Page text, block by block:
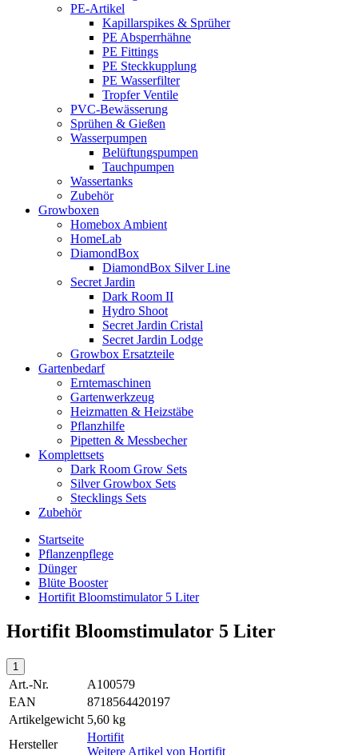
PE-Artikel
Kapillarspikes & Sprüher
PE Absperrhähne
PE Fittings
PE Steckkupplung
PE Wasserfilter
Tropfer Ventile
PVC-Bewässerung
Sprühen & Gießen
Wasserpumpen
Belüftungspumpen
Tauchpumpen
Wassertanks
Zubehör
Growboxen
Homebox Ambient
HomeLab
DiamondBox
DiamondBox Silver Line
Secret Jardin
Dark Room II
Hydro Shoot
Secret Jardin Cristal
Secret Jardin Lodge
Growbox Ersatzteile
Gartenbedarf
Erntemaschinen
Gartenwerkzeug
Heizmatten & Heizstäbe
Pflanzhilfe
Pipetten & Messbecher
Komplettsets
Dark Room Grow Sets
Silver Growbox Sets
Stecklings Sets
Zubehör
Startseite
Pflanzenpflege
Dünger
Blüte Booster
Hortifit Bloomstimulator 5 Liter
Hortifit Bloomstimulator 5 Liter
Art.-Nr.
A100579
EAN
8718564420197
Artikelgewicht 5,60 kg
Hersteller
Hortifit
Weitere Artikel von Hortifit